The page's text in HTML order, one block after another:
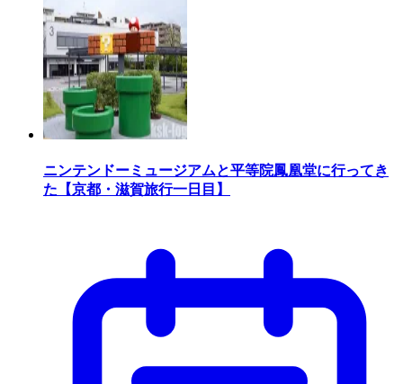
ニンテンドーミュージアムと平等院鳳凰堂に行ってき
た【京都・滋賀旅行一日目】